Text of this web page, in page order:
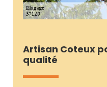
Artisan Coteux
qualité